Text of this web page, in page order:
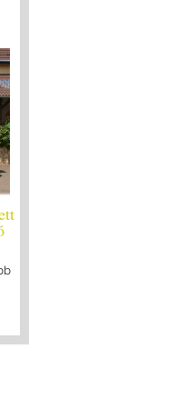
Így lesz valaki egy év